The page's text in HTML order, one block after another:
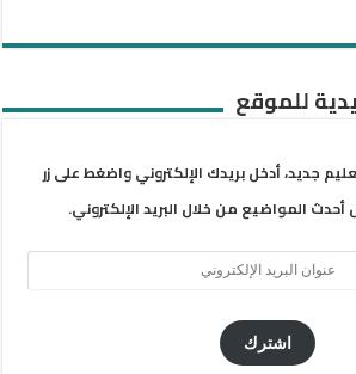
للموقع
جديد، أدخل بريدك الإلكتروني واضغط على زر
المواضيع من خلال البريد الإلكتروني.
اشترك